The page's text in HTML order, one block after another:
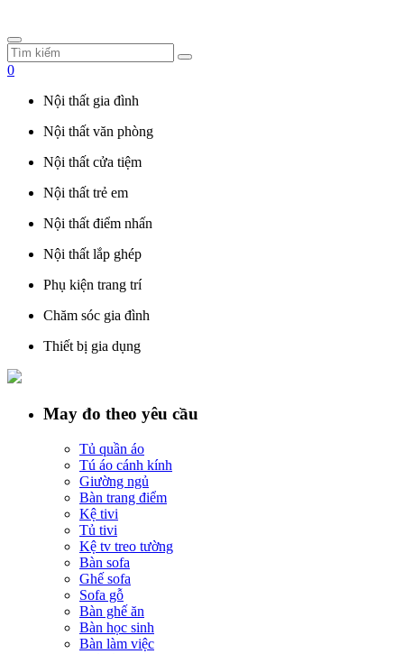
0
Nội thất gia đình
Nội thất văn phòng
Nội thất cửa tiệm
Nội thất trẻ em
Nội thất điểm nhấn
Nội thất lắp ghép
Phụ kiện trang trí
Chăm sóc gia đình
Thiết bị gia dụng
May đo theo yêu cầu
Tủ quần áo
Tú áo cánh kính
Giường ngủ
Bàn trang điểm
Kệ tivi
Tủ tivi
Kệ tv treo tường
Bàn sofa
Ghế sofa
Sofa gỗ
Bàn ghế ăn
Bàn học sinh
Bàn làm việc